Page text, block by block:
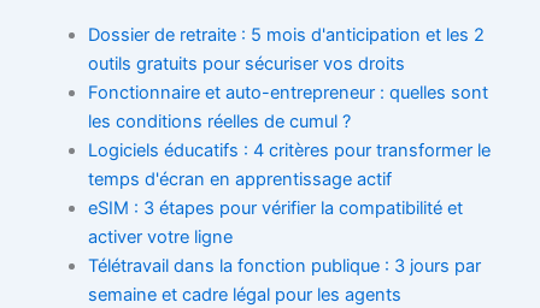
Dossier de retraite : 5 mois d'anticipation et les 2
outils gratuits pour sécuriser vos droits
Fonctionnaire et auto-entrepreneur : quelles sont
les conditions réelles de cumul ?
Logiciels éducatifs : 4 critères pour transformer le
temps d'écran en apprentissage actif
eSIM : 3 étapes pour vérifier la compatibilité et
activer votre ligne
Télétravail dans la fonction publique : 3 jours par
semaine et cadre légal pour les agents